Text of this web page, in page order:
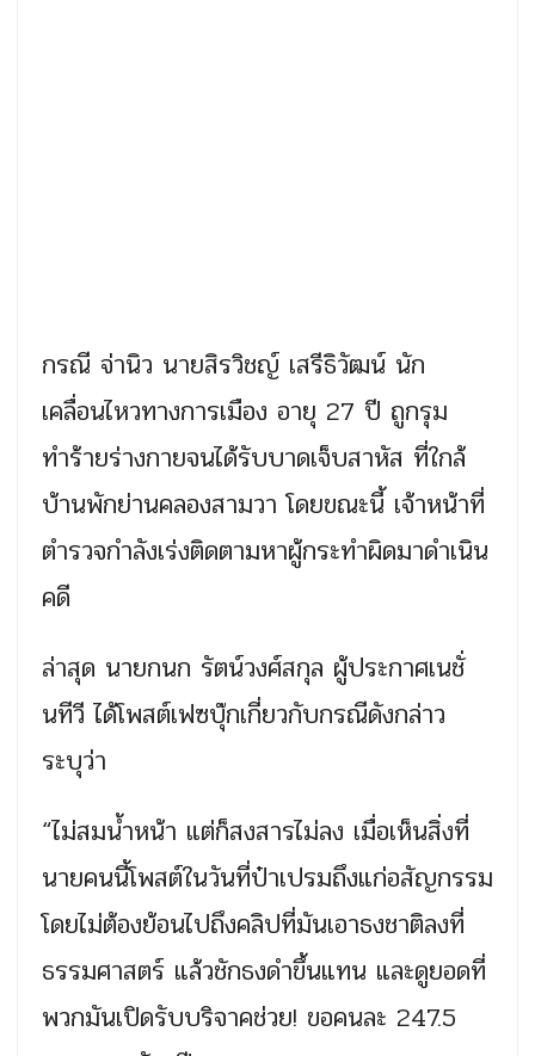
กรณี จ่านิว นายสิรวิชญ์ เสรีธิวัฒน์ นัก
เคลื่อนไหวทางการเมือง อายุ 27 ปี ถูกรุม
ทำร้ายร่างกายจนได้รับบาดเจ็บสาหัส ที่ใกล้
บ้านพักย่านคลองสามวา โดยขณะนี้ เจ้าหน้าที่
ตำรวจกำลังเร่งติดตามหาผู้กระทำผิดมาดำเนิน
คดี
ล่าสุด นายกนก รัตน์วงศ์สกุล ผู้ประกาศเนชั่
นทีวี ได้โพสต์เฟซบุ๊กเกี่ยวกับกรณีดังกล่าว
ระบุว่า
“ไม่สมน้ำหน้า แต่ก็สงสารไม่ลง เมื่อเห็นสิ่งที่
นายคนนี้โพสต์ในวันที่ป๋าเปรมถึงแก่อสัญกรรม
โดยไม่ต้องย้อนไปถึงคลิปที่มันเอาธงชาติลงที่
ธรรมศาสตร์ แล้วชักธงดำขึ้นแทน และดูยอดที่
พวกมันเปิดรับบริจาคช่วย! ขอคนละ 247.5